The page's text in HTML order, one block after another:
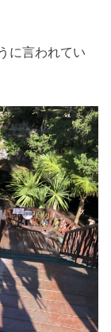
に言われてい